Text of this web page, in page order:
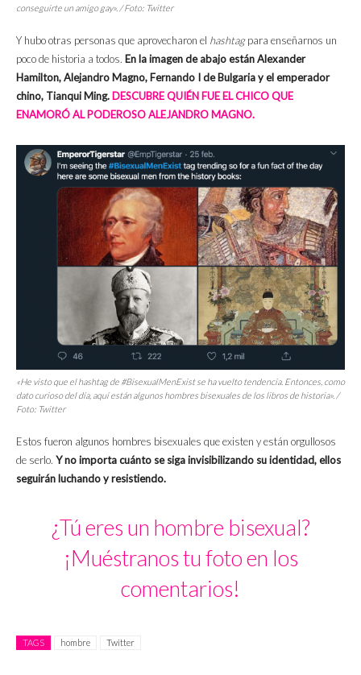
conseguirte un amigo gay». / Foto: Twitter
Y hubo otras personas que aprovecharon el hashtagpara enseñarnos un
poco de historia a todos. En la imagen de abajo están Alexander
Hamilton, Alejandro Magno, Fernando I de Bulgaria y el emperador
chino, Tianqui Ming.DESCUBRE QUIÉN FUE EL CHICO QUE
ENAMORÓ AL PODEROSO ALEJANDRO MAGNO.
«He visto que el hashtag de #BisexualMenExist se ha vuelto tendencia. Entonces, como
dato curioso del día, aquí están algunos hombres bisexuales de los libros de historia». /
Foto: Twitter
Estos fueron algunos hombres bisexuales que existen y están orgullosos
de serlo. Y no importa cuánto se siga invisibilizando su identidad, ellos
seguirán luchando y resistiendo.
¿Tú eres un hombre bisexual?
¡Muéstranos tu foto en los
comentarios!
TAGS hombre Twitter